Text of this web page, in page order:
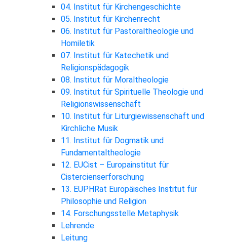
04. Institut für Kirchengeschichte
05. Institut für Kirchenrecht
06. Institut für Pastoraltheologie und
Homiletik
07. Institut für Katechetik und
Religionspädagogik
08. Institut für Moraltheologie
09. Institut für Spirituelle Theologie und
Religionswissenschaft
10. Institut für Liturgiewissenschaft und
Kirchliche Musik
11. Institut für Dogmatik und
Fundamentaltheologie
12. EUCist – Europainstitut für
Cistercienserforschung
13. EUPHRat Europäisches Institut für
Philosophie und Religion
14. Forschungsstelle Metaphysik
Lehrende
Leitung